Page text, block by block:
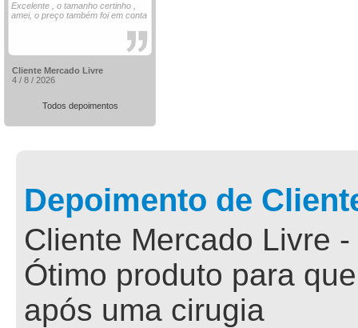
Excelente , o tamanho certinho ,
amei, o preço também foi em conta
Cliente Mercado Livre
4 / 8 / 2026
Todos depoimentos
Depoimento de
Cliente Mercado Livre
Ótimo produto para
após uma cirugia